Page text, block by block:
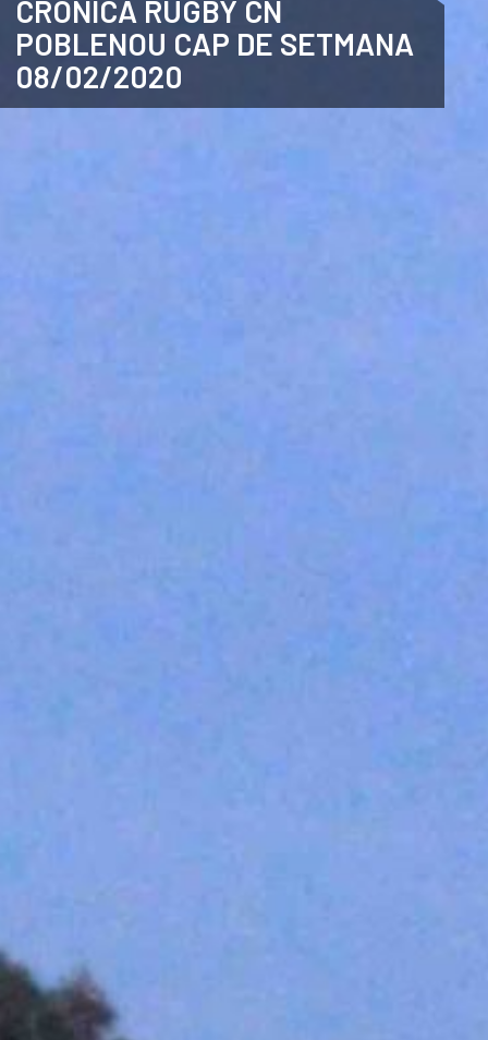
ANGLÈS
CRÒNICA RUGBY CN
POBLENOU CAP DE SETMANA
08/02/2020